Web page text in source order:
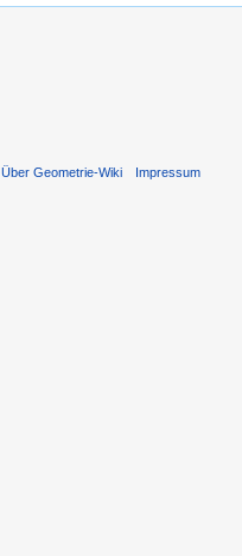
Über Geometrie-Wiki Impressum